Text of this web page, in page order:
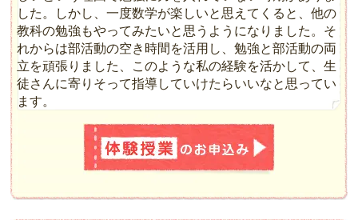
した。しかし、一度数学が楽しいと思えてくると、他の
教科の勉強もやってみたいと思うようになりました。そ
れからは部活動の空き時間を活用し、勉強と部活動の両
立を頑張りました、このような私の経験を活かして、生
徒さんに寄りそって指導していけたらいいなと思ってい
ます。